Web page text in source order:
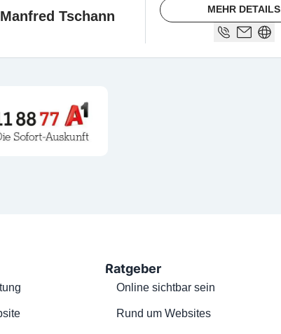
Tschann MEHR DETAILS
Ratgeber
Online sichtbar sein
Rund um Websites